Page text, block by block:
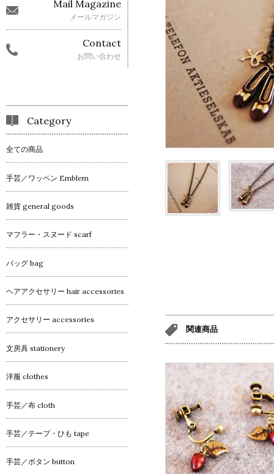
関連商品
Mail Magazine
メールマガジン
Contact
お問い合わせ
Category
全ての商品
手芸／ワッペン Emblem
雑貨 general goods
マフラー・スヌード scarf
バッグ bag
ヘアアクセサリー hair accessories
アクセサリー accessories
文房具 stationery
洋服 clothes
手芸／布 cloth
手芸／テープ・ひも tape
手芸／ボタン button